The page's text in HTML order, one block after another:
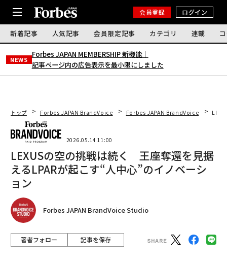
会員登録 ログイン
新着記事 人気記事 会員限定記事 カテゴリ 連載
NEWS
Forbes JAPAN MEMBERSHIP 新機能｜
記事ページ内の広告表示を最小限にしました
トップ Forbes JAPAN BrandVoice Forbes JAPAN BrandVoice
2026.05.14 11:00
LEXUSの空の挑戦は続く 王座奪還を見据
えるLPARが起こす“人中心”のイノベーシ
ョン
Forbes JAPAN BrandVoice Studio
著者フォロー 記事を保存